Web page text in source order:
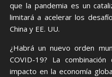
que la pandemia es un
limitará a acelerar los
China y EE. UU.
¿Habrá un nuevo orden
COVID-19? La
impacto en la economía